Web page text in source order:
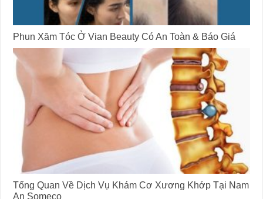
Phun Xăm Tóc Ở Vian Beauty Có An Toàn & Báo Giá
Tổng Quan Về Dịch Vụ Khám Cơ Xương Khớp Tại Nam
An Someco